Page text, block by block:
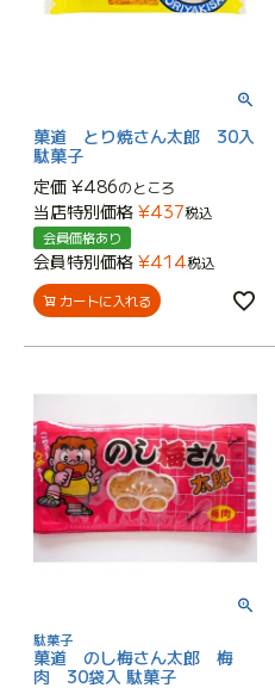
菓道 とり焼さん太郎 30入
駄菓子
定価 ¥486のところ
当店特別価格 ¥437税込
会員価格あり
会員特別価格 ¥414税込
カートに入れる
駄菓子
菓道 のし梅さん太郎 梅
肉 30袋入 駄菓子